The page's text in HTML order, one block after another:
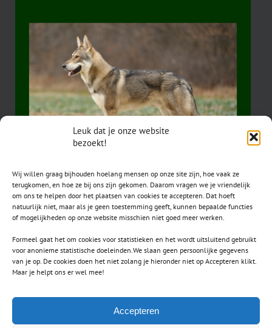
Leuk dat je onze website
bezoekt!
Wij willen graag bijhouden hoelang mensen op onze site zijn, hoe vaak ze
terugkomen, en hoe ze bij ons zijn gekomen. Daarom vragen we je vriendelijk
om ons te helpen door het plaatsen van cookies te accepteren. Dat hoeft
natuurlijk niet, maar als je geen toestemming geeft, kunnen bepaalde functies
of mogelijkheden op onze website misschien niet goed meer werken.
Formeel gaat het om cookies voor statistieken en het wordt uitsluitend gebruikt
voor anonieme statistische doeleinden.We slaan geen persoonlijke gegevens
van je op. De cookies doen het niet zolang je hieronder niet op Accepteren klikt.
Maar je helpt ons er wel mee!
Accepteren
CONTACT
secretaris.avls@gmail.com